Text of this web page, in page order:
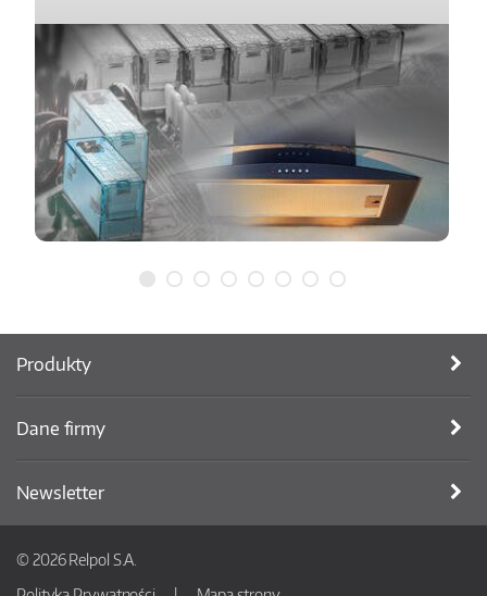
Produkty
Dane firmy
Newsletter
© 2026 Relpol S.A.